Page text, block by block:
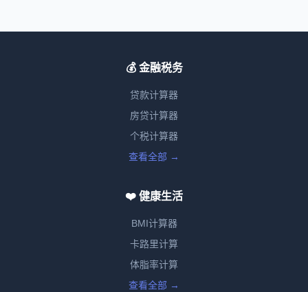
💰 金融税务
贷款计算器
房贷计算器
个税计算器
查看全部 →
❤️ 健康生活
BMI计算器
卡路里计算
体脂率计算
查看全部 →